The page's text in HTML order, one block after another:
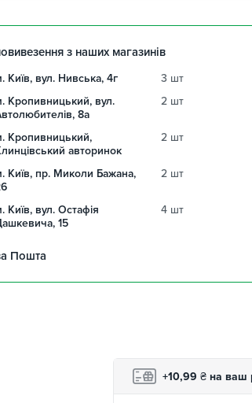
з наших магазинів
Київ, вул. Нивська, 4г
3 шт
Кропивницький, вул.
8а
2 шт
Кропивницький,
авторинок
2 шт
Київ, пр. Миколи Бажана,
2 шт
Київ, вул. Остафія
15
4 шт
Пошта
+10,99 ₴ на ваш